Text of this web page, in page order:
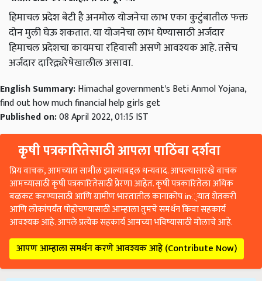
हिमाचल प्रदेश बेटी है अनमोल योजनेचा लाभ एका कुटुंबातील फक्त
दोन मुली घेऊ शकतात. या योजनेचा लाभ घेण्यासाठी अर्जदार
हिमाचल प्रदेशचा कायमचा रहिवासी असणे आवश्यक आहे. तसेच
अर्जदार दारिद्र्यरेषेखालील असावा.
English Summary:Himachal government's Beti Anmol Yojana,
find out how much financial help girls get
Published on:08 April 2022, 01:15 IST
कृषी पत्रकारितेसाठी आपला पाठिंबा दर्शवा
प्रिय वाचक, आमच्यात सामील झाल्याबद्दल धन्यवाद. आपल्यासारखे वाचक
आमच्यासाठी कृषी पत्रकारितेसाठी प्रेरणा आहेत. कृषी पत्रकारितेला अधिक
बळकट करण्यासाठी आणि ग्रामीण भारतातील कानाकोप in्यात शेतकरी
आणि लोकांपर्यंत पोहोचण्यासाठी आम्हाला तुमचे समर्थन किंवा सहकार्य
आवश्यक आहे. आपले प्रत्येक सहकार्य आमच्या भविष्यासाठी मोलाचे आहे.
आपण आम्हाला समर्थन करणे आवश्यक आहे (Contribute Now)